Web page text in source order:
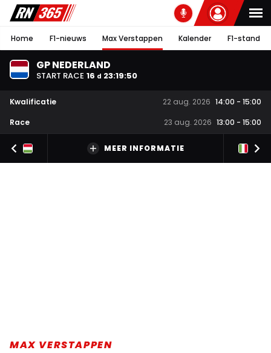
Home F1-nieuws Max Verstappen Kalender F1-stand
GP NEDERLAND
START RACE 16 d 23:19:49
Kwalificatie 22 aug. 2026 14:00 - 15:00
Race
23 aug. 2026 13:00 - 15:00
MEER INFORMATIE
MAX VERSTAPPEN